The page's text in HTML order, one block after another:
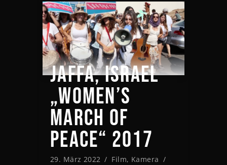
JAFFA, ISRAEL
„WOMEN’S
MARCH OF
PEACE“ 2017
29. März 2022 Film, Kamera